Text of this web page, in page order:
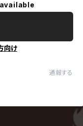
向け
通報する